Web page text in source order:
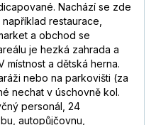
Nachází se zde
restaurace,
a obchod se
je hezká zahrada a
místnost a dětská herna.
nebo na parkovišti (za
nechat v úschovně kol.
personál, 24
autopůjčovnu,